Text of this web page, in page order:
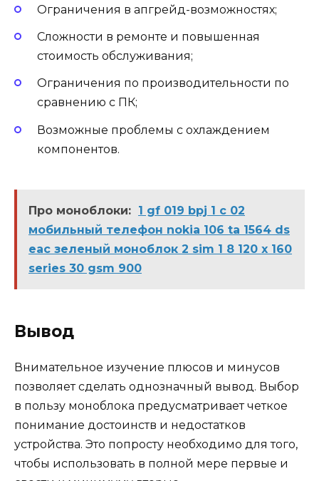
Ограничения в апгрейд-возможностях;
Сложности в ремонте и повышенная
стоимость обслуживания;
Ограничения по производительности по
сравнению с ПК;
Возможные проблемы с охлаждением
компонентов.
Про моноблоки: 1 gf 019 bpj 1 c 02
мобильный телефон nokia 106 ta 1564 ds
eac зеленый моноблок 2 sim 1 8 120 x 160
series 30 gsm 900
Вывод
Внимательное изучение плюсов и минусов
позволяет сделать однозначный вывод. Выбор
в пользу моноблока предусматривает четкое
понимание достоинств и недостатков
устройства. Это попросту необходимо для того,
чтобы использовать в полной мере первые и